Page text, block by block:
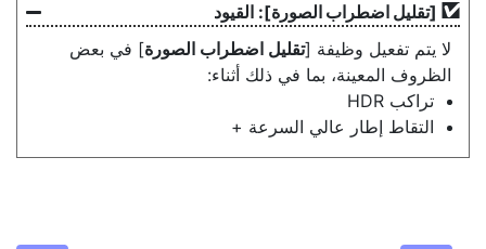
[تقليل اضطراب الصورة]: القيود
لا يتم تفعيل وظيفة [تقليل اضطراب الصورة] في بعض
الظروف المعينة، بما في ذلك أثناء:
تراكب HDR
التقاط إطار عالي السرعة +